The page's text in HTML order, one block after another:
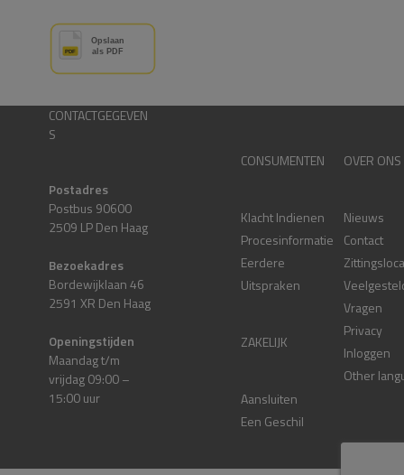
CONTACTGEGEVEN
S
Postadres
Postbus 90600
2509 LP Den Haag
Bezoekadres
Bordewijklaan 46
2591 XR Den Haag
Openingstijden
Maandag t/m
vrijdag 09:00 –
15:00 uur
CONSUMENTEN
Klacht Indienen
Procesinformatie
Eerdere
Uitspraken
ZAKELIJK
Aansluiten
Een Geschil
OVER ONS
Nieuws
Contact
Vragen
Privacy
Inloggen
Other